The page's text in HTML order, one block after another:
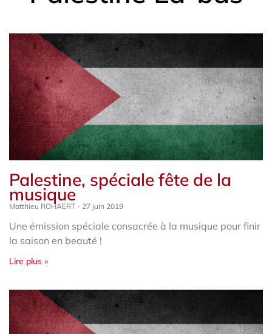
Palestine, spéciale fête de la
musique
Matthieu ROHAERT 27 juin 2019
Une émission spéciale consacrée à la musique pour finir
la saison en beauté !
Lire plus »